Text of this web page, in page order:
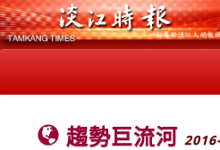
趨勢巨流河